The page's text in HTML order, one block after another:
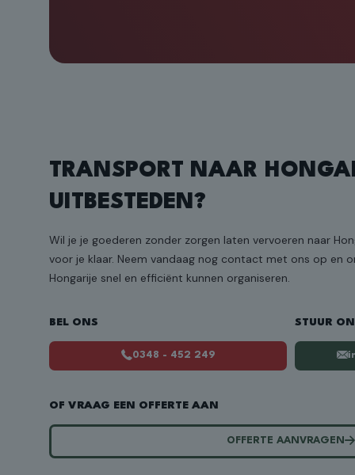
TRANSPORT NAAR
UITBESTEDEN?
Wil je je goederen zonder zorgen laten vervoeren naar
voor je klaar. Neem vandaag nog contact met ons op en
Hongarije snel en efficiënt kunnen organiseren.
BEL ONS
0348 - 452 249
STUUR
OF VRAAG EEN OFFERTE AAN
OFFERTE AANVRAGEN